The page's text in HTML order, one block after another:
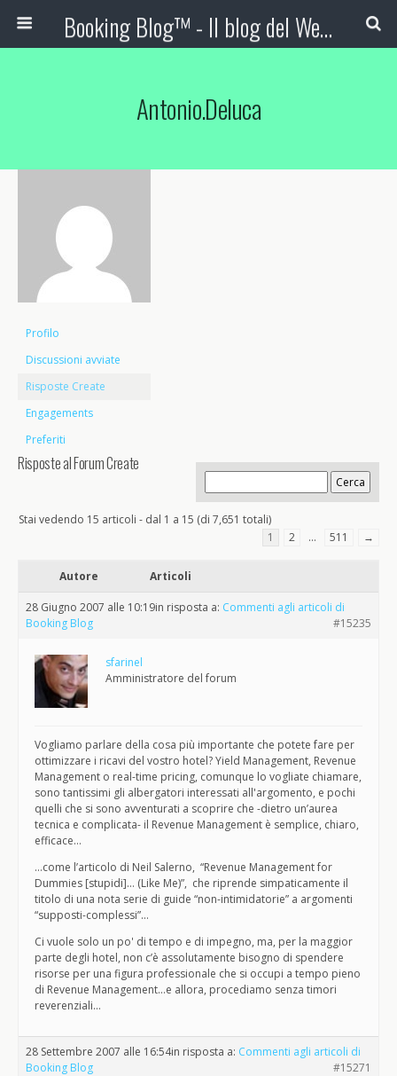
Booking Blog™ - Il blog del Web Marketing Turistico
Antonio.deluca
Profilo
Discussioni avviate
Risposte Create
Engagements
Preferiti
Risposte al Forum Create
Stai vedendo 15 articoli - dal 1 a 15 (di 7,651 totali)
1
2 … 511 →
Autore Articoli
28 Giugno 2007 alle 10:19in risposta a: Commenti agli articoli di
Booking Blog
#15235
sfarinel
Amministratore del forum
Vogliamo parlare della cosa più importante che potete fare per
ottimizzare i ricavi del vostro hotel? Yield Management, Revenue
Management o real-time pricing, comunque lo vogliate chiamare,
sono tantissimi gli albergatori interessati all'argomento, e pochi
quelli che si sono avventurati a scoprire che -dietro un’aurea
tecnica e complicata- il Revenue Management è semplice, chiaro,
efficace…
…come l’articolo di Neil Salerno, “Revenue Management for
Dummies [stupidi]… (Like Me)”, che riprende simpaticamente il
titolo di una nota serie di guide “non-intimidatorie” a argomenti
“supposti-complessi”…
Ci vuole solo un po' di tempo e di impegno, ma, per la maggior
parte degli hotel, non c’è assolutamente bisogno di spendere
risorse per una figura professionale che si occupi a tempo pieno
di Revenue Management…e allora, procediamo senza timori
reverenziali…
28 Settembre 2007 alle 16:54in risposta a: Commenti agli articoli di
Booking Blog
#15271